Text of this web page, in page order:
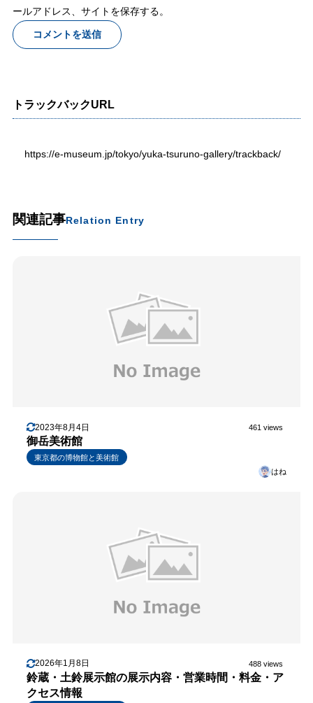
ールアドレス、サイトを保存する。
トラックバックURL
https://e-museum.jp/tokyo/yuka-tsuruno-gallery/trackback/
関連記事Relation Entry
2023年8月4日 461 views
御岳美術館
東京都の博物館と美術館
はね
2026年1月8日 488 views
鈴蔵・土鈴展示館の展示内容・営業時間・料金・ア
クセス情報